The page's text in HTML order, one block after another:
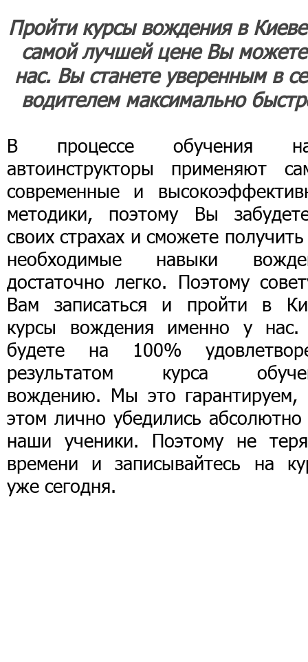
Пройти курсы вождения в
самой лучшей цене Вы
нас. Вы станете уверенным в
водителем максимально
В процессе обучения
автоинструкторы применяют
современные и
методики, поэтому Вы
своих страхах и сможете получить
необходимые навыки
достаточно легко. Поэтому
Вам записаться и пройти в
курсы вождения именно у
будете на 100%
результатом курса
вождению. Мы это
этом лично убедились абсолютно
наши ученики. Поэтому не
времени и записывайтесь на
уже сегодня.